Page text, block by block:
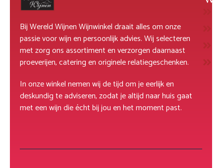
Bij Wereld Wijnen Wijnwinkel draait alles om onze
passie voor wijn en persoonlijk advies. Wij selecteren
met zorg ons assortiment en verzorgen daarnaast
proeverijen, catering en originele relatiegeschenken.
In onze winkel nemen wij de tijd om je eerlijk en
deskundig te adviseren, zodat je altijd naar huis gaat
met een wijn die écht bij jou en het moment past.